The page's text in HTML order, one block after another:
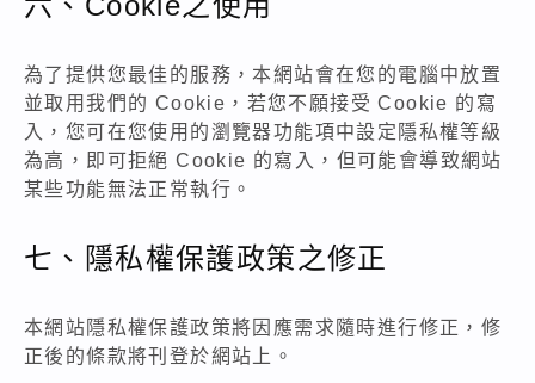
為了提供您最佳的服務，本網站會在您的電腦中放置
並取用我們的 Cookie，若您不願接受 Cookie 的寫
入，您可在您使用的瀏覽器功能項中設定隱私權等級
為高，即可拒絕 Cookie 的寫入，但可能會導致網站
某些功能無法正常執行。
七、隱私權保護政策之修正
本網站隱私權保護政策將因應需求隨時進行修正，修
正後的條款將刊登於網站上。